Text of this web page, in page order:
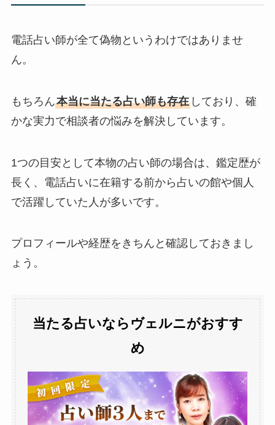
電話占い師が全て偽物というわけではありませ
ん。
もちろん本当に当たる占い師も存在しており、確
かな実力で相談者の悩みを解決しています。
1つの目安として本物の占い師の場合は、鑑定歴が
長く、電話占いに在籍する前から占いの館や個人
で活躍していた人が多いです。
プロフィールや経歴をきちんと確認しておきまし
ょう。
当たる占いならヴェルニがおすす
め